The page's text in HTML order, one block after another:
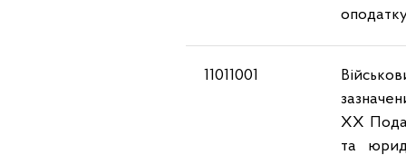
11011001
ХХ
та